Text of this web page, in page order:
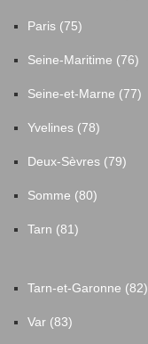
Paris (75)
Seine-Maritime (76)
Seine-et-Marne (77)
Yvelines (78)
Deux-Sèvres (79)
Somme (80)
Tarn (81)
Tarn-et-Garonne (82)
Var (83)